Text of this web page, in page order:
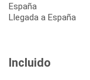
España
Llegada a España
Incluido